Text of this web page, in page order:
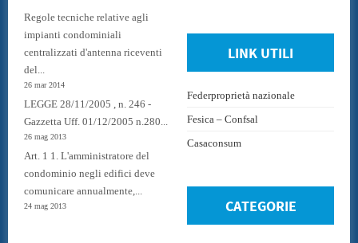
Regole tecniche relative agli
impianti condominiali
centralizzati d'antenna riceventi
del...
26 mar 2014
LEGGE 28/11/2005 , n. 246 -
Gazzetta Uff. 01/12/2005 n.280...
26 mag 2013
Art. 1 1. L'amministratore del
condominio negli edifici deve
comunicare annualmente,...
24 mag 2013
LINK UTILI
Federproprietà nazionale
Fesica – Confsal
Casaconsum
CATEGORIE